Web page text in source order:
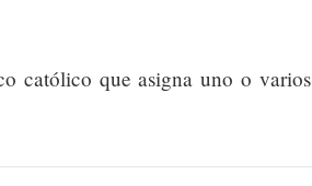
católico que asigna uno o varios